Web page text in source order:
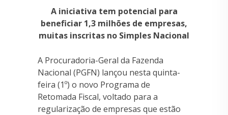
A iniciativa tem potencial para
beneficiar 1,3 milhões de empresas,
muitas inscritas no Simples Nacional
A Procuradoria-Geral da Fazenda
Nacional (PGFN) lançou nesta quinta-
feira (1º) o novo Programa de
Retomada Fiscal, voltado para a
regularização de empresas que estão